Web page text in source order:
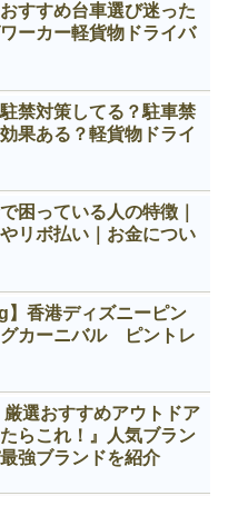
すすめ台車選び迷った
ーカー軽貨物ドライバ
駐禁対策してる？駐車禁
果ある？軽貨物ドライ
困っている人の特徴｜
リボ払い｜お金につい
】香港ディズニーピン
グカーニバル ピントレ
厳選おすすめアウトドア
らこれ！』人気ブラン
強ブランドを紹介